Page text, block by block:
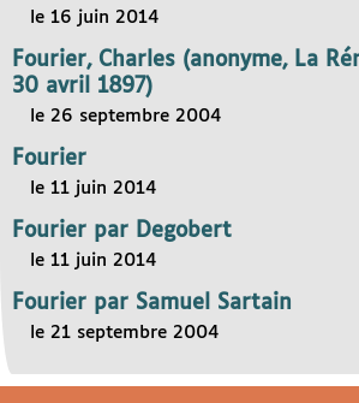
le 16 juin 2014
Fourier, Charles (anonyme, La
30 avril 1897)
le 26 septembre 2004
Fourier
le 11 juin 2014
Fourier par Degobert
le 11 juin 2014
Fourier par Samuel Sartain
le 21 septembre 2004